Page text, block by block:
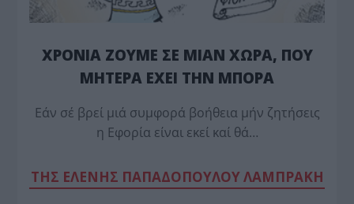
ΧΡΟΝΙΑ ΖΟΥΜΕ ΣΕ ΜΙΑΝ ΧΩΡΑ, ΠΟΥ
ΜΗΤΕΡΑ ΕΧΕΙ ΤΗΝ ΜΠΟΡΑ
Εάν σέ βρεί μιά συμφορά βοήθεια μήν ζητήσεις
η Εφορία είναι εκεί καί θά…
TΗΣ ΕΛΕΝΗΣ ΠΑΠΑΔΟΠΟΥΛΟΥ ΛΑΜΠΡΑΚΗ